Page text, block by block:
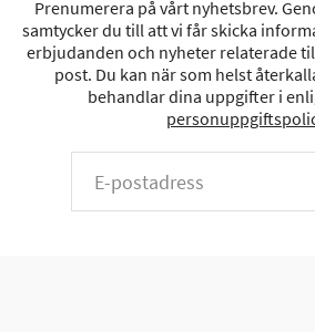
Prenumerera på vårt nyhetsbrev.
samtycker du till att vi får skicka
erbjudanden och nyheter relaterade
post. Du kan när som helst
behandlar dina uppgifter i